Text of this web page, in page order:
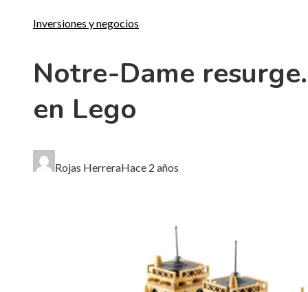
Inversiones y negocios
Notre-Dame
en Lego
Rojas HerreraHace 2 años